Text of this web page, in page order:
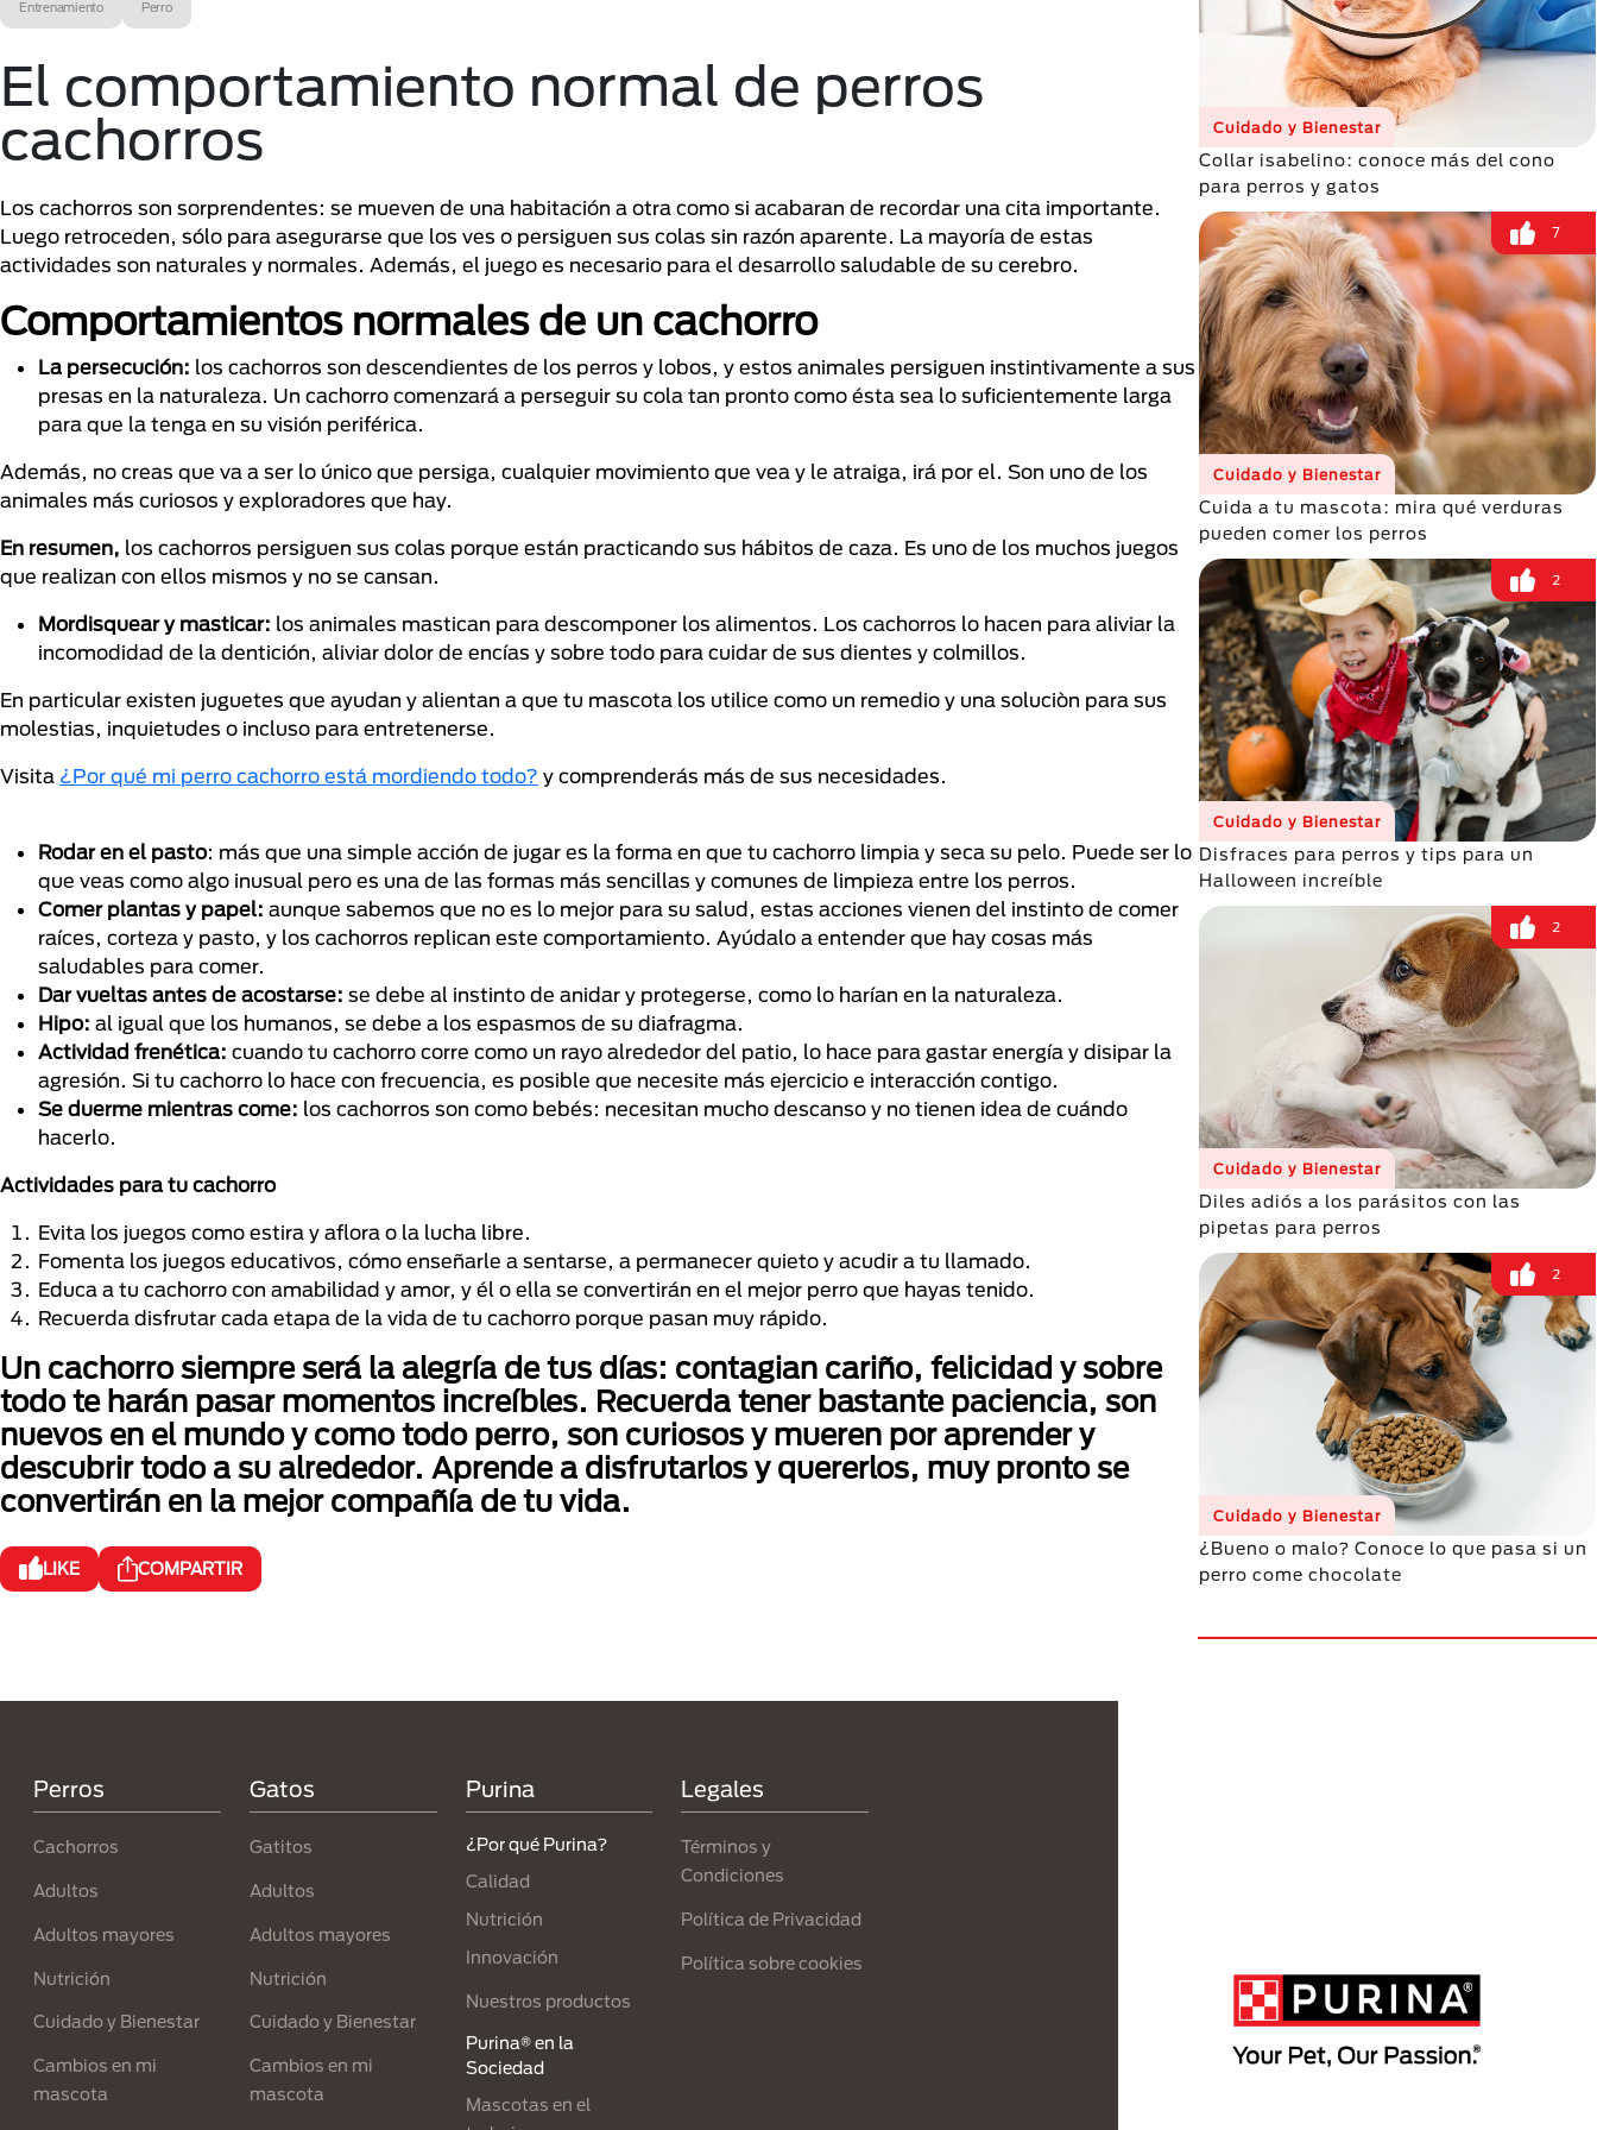
Entrenamiento Perro
El comportamiento normal de perros
cachorros
Los cachorros son sorprendentes: se mueven de una habitación a otra como si acabaran de recordar una cita importante.
Luego retroceden, sólo para asegurarse que los ves o persiguen sus colas sin razón aparente. La mayoría de estas
actividades son naturales y normales. Además, el juego es necesario para el desarrollo saludable de su cerebro.
Comportamientos normales de un cachorro
La persecución: los cachorros son descendientes de los perros y lobos, y estos animales persiguen instintivamente a sus
presas en la naturaleza. Un cachorro comenzará a perseguir su cola tan pronto como ésta sea lo suficientemente larga
para que la tenga en su visión periférica.
Además, no creas que va a ser lo único que persiga, cualquier movimiento que vea y le atraiga, irá por el. Son uno de los
animales más curiosos y exploradores que hay.
En resumen, los cachorros persiguen sus colas porque están practicando sus hábitos de caza. Es uno de los muchos juegos
que realizan con ellos mismos y no se cansan.
Mordisquear y masticar: los animales mastican para descomponer los alimentos. Los cachorros lo hacen para aliviar la
incomodidad de la dentición, aliviar dolor de encías y sobre todo para cuidar de sus dientes y colmillos.
En particular existen juguetes que ayudan y alientan a que tu mascota los utilice como un remedio y una soluciòn para sus
molestias, inquietudes o incluso para entretenerse.
Visita ¿Por qué mi perro cachorro está mordiendo todo? y comprenderás más de sus necesidades.
Rodar en el pasto: más que una simple acción de jugar es la forma en que tu cachorro limpia y seca su pelo. Puede ser lo
que veas como algo inusual pero es una de las formas más sencillas y comunes de limpieza entre los perros.
Comer plantas y papel: aunque sabemos que no es lo mejor para su salud, estas acciones vienen del instinto de comer
raíces, corteza y pasto, y los cachorros replican este comportamiento. Ayúdalo a entender que hay cosas más
saludables para comer.
Dar vueltas antes de acostarse: se debe al instinto de anidar y protegerse, como lo harían en la naturaleza.
Hipo: al igual que los humanos, se debe a los espasmos de su diafragma.
Actividad frenética: cuando tu cachorro corre como un rayo alrededor del patio, lo hace para gastar energía y disipar la
agresión. Si tu cachorro lo hace con frecuencia, es posible que necesite más ejercicio e interacción contigo.
Se duerme mientras come: los cachorros son como bebés: necesitan mucho descanso y no tienen idea de cuándo
hacerlo.
Actividades para tu cachorro
Evita los juegos como estira y aflora o la lucha libre.
Fomenta los juegos educativos, cómo enseñarle a sentarse, a permanecer quieto y acudir a tu llamado.
Educa a tu cachorro con amabilidad y amor, y él o ella se convertirán en el mejor perro que hayas tenido.
Recuerda disfrutar cada etapa de la vida de tu cachorro porque pasan muy rápido.
Un cachorro siempre será la alegría de tus días: contagian cariño, felicidad y sobre
todo te harán pasar momentos increíbles. Recuerda tener bastante paciencia, son
nuevos en el mundo y como todo perro, son curiosos y mueren por aprender y
descubrir todo a su alrededor. Aprende a disfrutarlos y quererlos, muy pronto se
convertirán en la mejor compañía de tu vida.
LIKE COMPARTIR
Cuidado y Bienestar
Collar isabelino: conoce más del cono
para perros y gatos
7
Cuidado y Bienestar
Cuida a tu mascota: mira qué verduras
pueden comer los perros
2
Cuidado y Bienestar
Disfraces para perros y tips para un
Halloween increíble
2
Cuidado y Bienestar
Diles adiós a los parásitos con las
pipetas para perros
2
Cuidado y Bienestar
¿Bueno o malo? Conoce lo que pasa si un
perro come chocolate
Perros
Cachorros
Adultos
Adultos mayores
Nutrición
Cuidado y Bienestar
Cambios en mi
mascota
Gatos
Gatitos
Adultos
Adultos mayores
Nutrición
Cuidado y Bienestar
Cambios en mi
mascota
Purina
¿Por qué Purina?
Calidad
Nutrición
Innovación
Nuestros productos
Purina® en la
Sociedad
Mascotas en el
Legales
Términos y
Condiciones
Política de Privacidad
Política sobre cookies